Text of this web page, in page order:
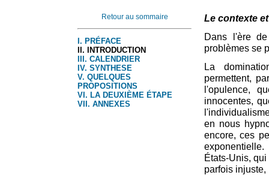
Retour au sommaire
I. PRÉFACE
II. INTRODUCTION
III. CALENDRIER
IV. SYNTHESE
V. QUELQUES
PROPOSITIONS
VI. LA DEUXIÈME ÉTAPE
VII. ANNEXES
Le contexte
Dans l'ère
problèmes se
La
permettent,
l'opulence,
innocentes,
en nous
encore, ces
États-Unis,
parfois